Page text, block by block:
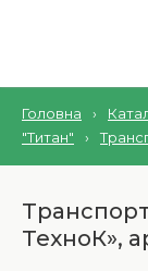
Головна ›
"Титан"
›
ТехноК»,